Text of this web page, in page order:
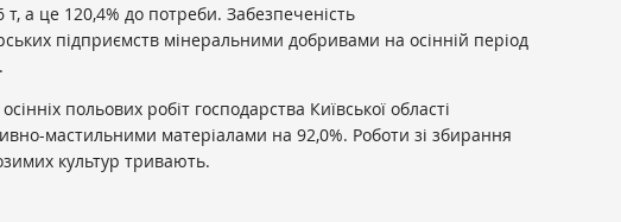
т, а це 120,4% до потреби. Забезпеченість
підприємств мінеральними добривами на осінній період
польових робіт господарства Київської області
мастильними матеріалами на 92,0%. Роботи зі збирання
культур тривають.